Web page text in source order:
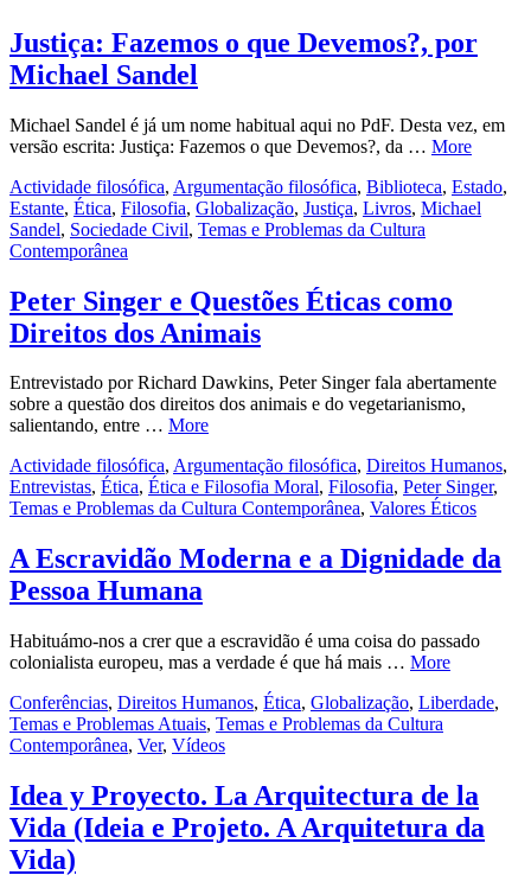
Justiça: Fazemos o que Devemos?, por
Michael Sandel
Michael Sandel é já um nome habitual aqui no PdF. Desta vez, em
versão escrita: Justiça: Fazemos o que Devemos?, da … More
Actividade filosófica, Argumentação filosófica, Biblioteca, Estado,
Estante, Ética, Filosofia, Globalização, Justiça, Livros, Michael
Sandel, Sociedade Civil, Temas e Problemas da Cultura
Contemporânea
Peter Singer e Questões Éticas como
Direitos dos Animais
Entrevistado por Richard Dawkins, Peter Singer fala abertamente
sobre a questão dos direitos dos animais e do vegetarianismo,
salientando, entre … More
Actividade filosófica, Argumentação filosófica, Direitos Humanos,
Entrevistas, Ética, Ética e Filosofia Moral, Filosofia, Peter Singer,
Temas e Problemas da Cultura Contemporânea, Valores Éticos
A Escravidão Moderna e a Dignidade da
Pessoa Humana
Habituámo-nos a crer que a escravidão é uma coisa do passado
colonialista europeu, mas a verdade é que há mais … More
Conferências, Direitos Humanos, Ética, Globalização, Liberdade,
Temas e Problemas Atuais, Temas e Problemas da Cultura
Contemporânea, Ver, Vídeos
Idea y Proyecto. La Arquitectura de la
Vida (Ideia e Projeto. A Arquitetura da
Vida)